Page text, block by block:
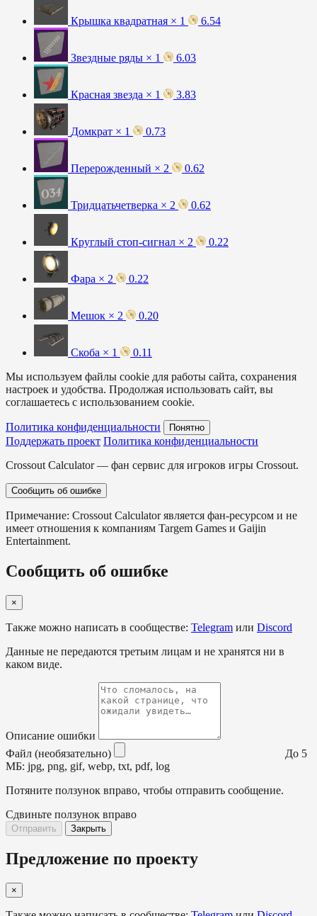
Крышка квадратная × 1 6.54
Звездные ряды × 1 6.03
Красная звезда × 1 3.83
Домкрат × 1 0.73
Перерожденный × 2 0.62
Тридцатьчетверка × 2 0.62
Круглый стоп-сигнал × 2 0.22
Фара × 2 0.22
Мешок × 2 0.20
Скоба × 1
0.11
Мы используем файлы cookie для работы сайта, сохранения
настроек и удобства. Продолжая использовать сайт, вы
соглашаетесь с использованием cookie.
Политика конфиденциальности Понятно
Поддержать проект Политика конфиденциальности
Crossout Calculator — фан сервис для игроков игры Crossout.
Сообщить об ошибке
Примечание: Crossout Calculator является фан-ресурсом и не
имеет отношения к компаниям Targem Games и Gaijin
Entertainment.
Сообщить об ошибке
×
Также можно написать в сообществе: Telegram или Discord
Данные не передаются третьим лицам и не хранятся ни в
каком виде.
Описание ошибки
Файл (необязательно)
До 5
МБ: jpg, png, gif, webp, txt, pdf, log
Потяните ползунок вправо, чтобы отправить сообщение.
Сдвиньте ползунок вправо
Отправить Закрыть
Предложение по проекту
×